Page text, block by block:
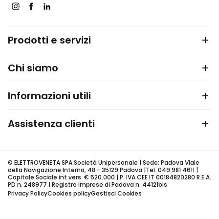
Prodotti e servizi
Chi siamo
Informazioni utili
Assistenza clienti
© ELETTROVENETA SPA Società Unipersonale | Sede: Padova Viale
della Navigazione Interna, 48 - 35129 Padova |Tel. 049 981 4611 |
Capitale Sociale int.vers. € 520.000 | P. IVA CEE IT 00184820280 R.E.A.
PD n. 248977 | Registro Imprese di Padova n. 44121bis
Privacy PolicyCookies policyGestisci Cookies